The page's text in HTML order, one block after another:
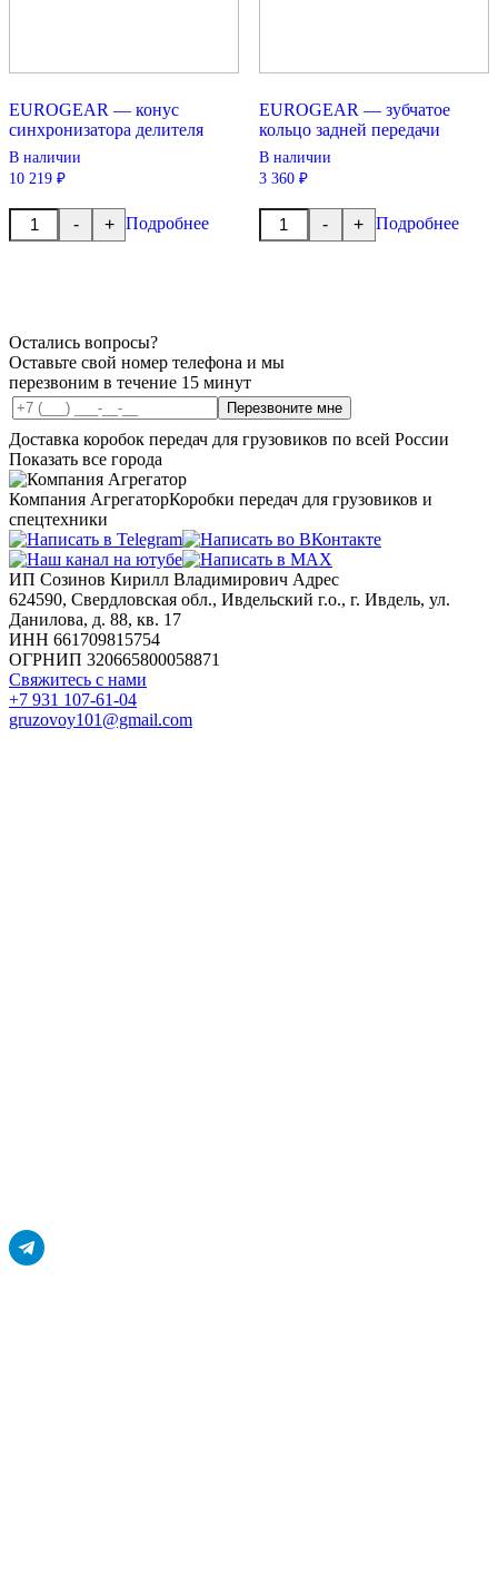
EUROGEAR — конус
синхронизатора делителя
В наличии
10 219 ₽
-
Количество
товара
+ Подробнее
EUROGEAR — зубчатое
кольцо задней передачи
В наличии
3 360 ₽
-
Количество
товара
+ Подробнее
Остались вопросы?
Оставьте свой номер телефона и мы
перезвоним в течение 15 минут
Перезвоните мне
Доставка коробок передач для грузовиков по всей России
Показать все города
Компания АгрегаторКоробки передач для грузовиков и
спецтехники
ИП Созинов Кирилл Владимирович Адрес
624590, Свердловская обл., Ивдельский г.о., г. Ивдель, ул.
Данилова, д. 88, кв. 17
ИНН 661709815754
ОГРНИП 320665800058871
Свяжитесь с нами
+7 931 107-61-04
gruzovoy101@gmail.com